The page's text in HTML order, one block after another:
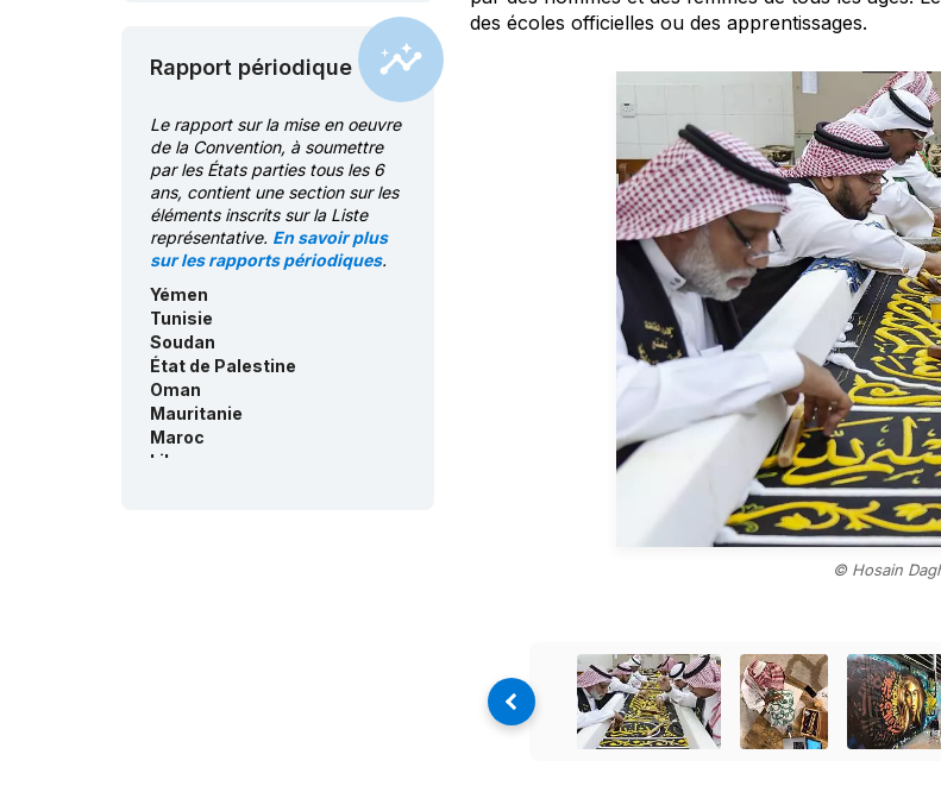
Consentement des
communautés - Jordanie :
anglais/arabe
Consentement des
communautés - Iraq :
anglais/arabe
Consentement des
communautés - Égypte :
anglais/arabe
Consentement des
communautés - Bahreïn :
anglais/arabe
Consentement des
communautés - Algérie :
français/arabe
Consentement des
Rapport périodique
Le rapport sur la mise en oeuvre
de la Convention, à soumettre
par les États parties tous les 6
ans, contient une section sur les
éléments inscrits sur la Liste
représentative. En savoir plus
sur les rapports périodiques.
Yémen
Tunisie
Soudan
État de Palestine
Oman
Mauritanie
Maroc
Liban
des écoles officielles ou des apprentissages.
© Hosain